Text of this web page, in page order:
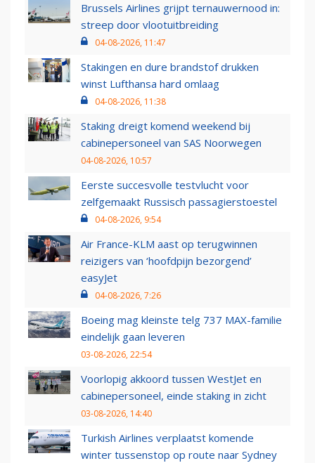
Brussels Airlines grijpt ternauwernood in:
streep door vlootuitbreiding
04-08-2026, 11:47
Stakingen en dure brandstof drukken
winst Lufthansa hard omlaag
04-08-2026, 11:38
Staking dreigt komend weekend bij
cabinepersoneel van SAS Noorwegen
04-08-2026, 10:57
Eerste succesvolle testvlucht voor
zelfgemaakt Russisch passagierstoestel
04-08-2026, 9:54
Air France-KLM aast op terugwinnen
reizigers van ‘hoofdpijn bezorgend’
easyJet
04-08-2026, 7:26
Boeing mag kleinste telg 737 MAX-familie
eindelijk gaan leveren
03-08-2026, 22:54
Voorlopig akkoord tussen WestJet en
cabinepersoneel, einde staking in zicht
03-08-2026, 14:40
Turkish Airlines verplaatst komende
winter tussenstop op route naar Sydney